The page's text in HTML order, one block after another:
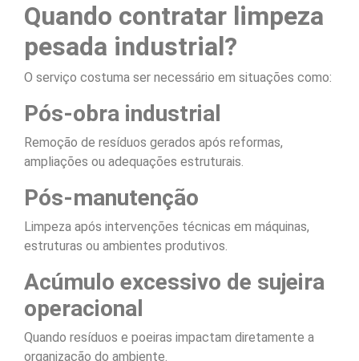
Quando contratar limpeza
pesada industrial?
O serviço costuma ser necessário em situações como:
Pós-obra industrial
Remoção de resíduos gerados após reformas,
ampliações ou adequações estruturais.
Pós-manutenção
Limpeza após intervenções técnicas em máquinas,
estruturas ou ambientes produtivos.
Acúmulo excessivo de sujeira
operacional
Quando resíduos e poeiras impactam diretamente a
organização do ambiente.